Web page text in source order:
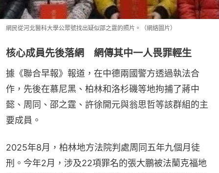
網民從河北醫科大學公眾號找出疑似邵之霆的照片。（網絡圖片）
核心成員先後落網 網傳其中一人畏罪輕生
據《聯合早報》報道，在中德兩國警方透過執法合
作，先後在慕尼黑、柏林和洛杉磯等地拘捕了蔣中
懿、周同、邵之霆、許徐開元與翁思哲等該群組的主
要成員。
2025年8月，柏林地方法院判處周同五年九個月徒
刑。今年2月，涉及22項罪名的張大鵬被法蘭克福地